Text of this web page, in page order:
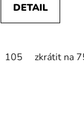
DETAIL
105 zkrátit na